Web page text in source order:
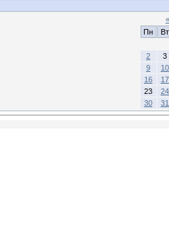
«
Пн
Вт
2
3
9
10
16
17
23
24
30
31